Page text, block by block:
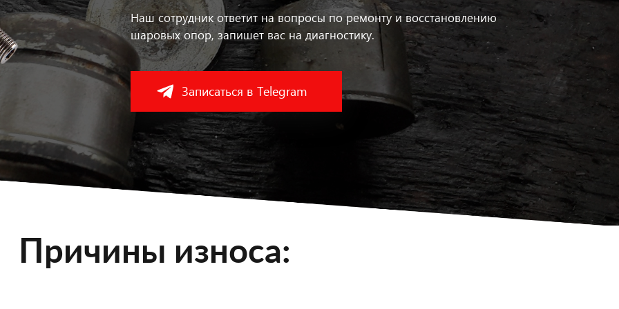
Наш сотрудник ответит на вопросы по ремонту и восстановлению
шаровых опор, запишет вас на диагностику.
Записаться в Telegram
Причины износа: